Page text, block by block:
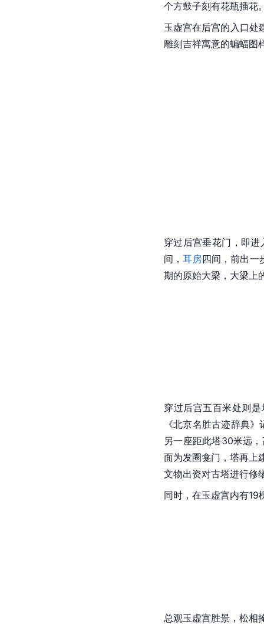
个方鼓子刻有花瓶插花
玉虚宫在后宫的入口处
雕刻吉祥寓意的蝙蝠图
穿过后宫垂花门，即
间，耳房四间，前出一
期的原始大梁，大梁上
穿过后宫五百米处则
《北京名胜古迹辞典
另一座距此塔30米远
面为发圈龛门，塔再上
文物出资对古塔进行修
同时，在玉虚宫内有19
总观玉虚宫胜景，松相